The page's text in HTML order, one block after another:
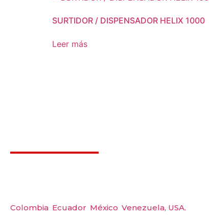
SURTIDOR / DISPENSADOR HELIX 1000
Leer más
Colombia Ecuador México Venezuela, USA.